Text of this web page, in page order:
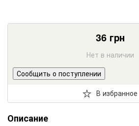
36грн
Нет в наличии
Сообщить о поступлении
В избранное
Описание